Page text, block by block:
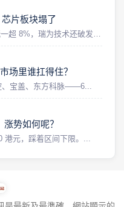
片板块塌了
场里谁扛得住？
、宝盖、东方科脉——6...
势如何呢？
元，踩着区间下限。...